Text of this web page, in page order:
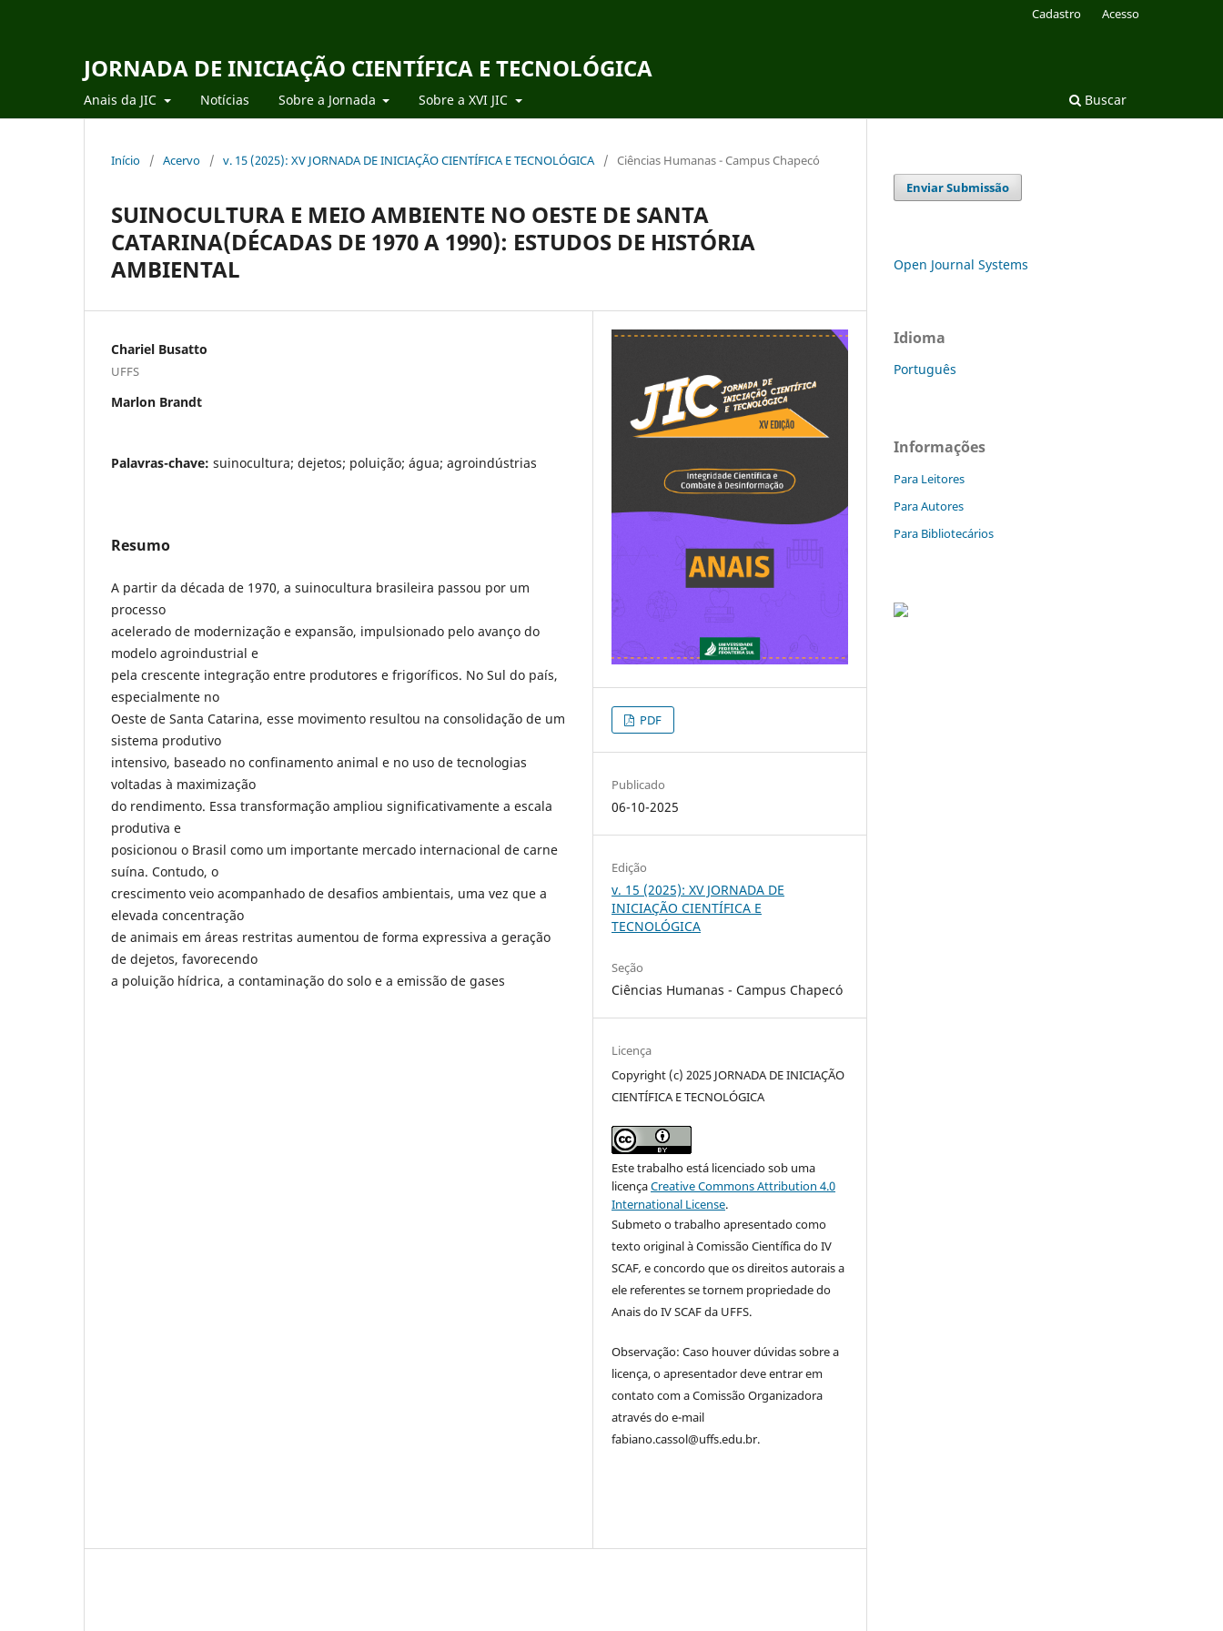
JORNADA DE INICIAÇÃO CIENTÍFICA E TECNOLÓGICA
Anais da JIC Notícias Sobre a Jornada Sobre a XVI JIC Buscar
Cadastro Acesso
Início / Acervo / v. 15 (2025): XV JORNADA DE INICIAÇÃO CIENTÍFICA E TECNOLÓGICA / Ciências Humanas - Campus Chapecó
SUINOCULTURA E MEIO AMBIENTE NO OESTE DE SANTA
CATARINA(DÉCADAS DE 1970 A 1990): ESTUDOS DE HISTÓRIA
AMBIENTAL
Chariel Busatto
UFFS
Marlon Brandt
Palavras-chave: suinocultura; dejetos; poluição; água; agroindústrias
Resumo
A partir da década de 1970, a suinocultura brasileira passou por um
processo
acelerado de modernização e expansão, impulsionado pelo avanço do
modelo agroindustrial e
pela crescente integração entre produtores e frigoríficos. No Sul do país,
especialmente no
Oeste de Santa Catarina, esse movimento resultou na consolidação de um
sistema produtivo
intensivo, baseado no confinamento animal e no uso de tecnologias
voltadas à maximização
do rendimento. Essa transformação ampliou significativamente a escala
produtiva e
posicionou o Brasil como um importante mercado internacional de carne
suína. Contudo, o
crescimento veio acompanhado de desafios ambientais, uma vez que a
elevada concentração
de animais em áreas restritas aumentou de forma expressiva a geração
de dejetos, favorecendo
a poluição hídrica, a contaminação do solo e a emissão de gases
PDF
Publicado
06-10-2025
Edição
v. 15 (2025): XV JORNADA DE
INICIAÇÃO CIENTÍFICA E
TECNOLÓGICA
Seção
Ciências Humanas - Campus Chapecó
Licença
Copyright (c) 2025 JORNADA DE INICIAÇÃO
CIENTÍFICA E TECNOLÓGICA
Este trabalho está licenciado sob uma
licençaCreative Commons Attribution 4.0
International License.
Submeto o trabalho apresentado como
texto original à Comissão Científica do IV
SCAF,e concordo que os direitos autorais a
ele referentes se tornem propriedade do
Anais do IV SCAF da UFFS.
Observação: Caso houver dúvidas sobre a
licença, o apresentador deve entrar em
contato com a Comissão Organizadora
através do e-mail
fabiano.cassol@uffs.edu.br.
Enviar Submissão
Open Journal Systems
Idioma
Português
Informações
Para Leitores
Para Autores
Para Bibliotecários